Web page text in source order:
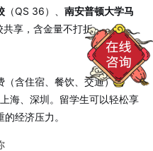
（QS 36）、 南安普顿大学马
共享，含金量不打折。
（含住宿、餐饮、交通）约
海、深圳。留学生可以轻松享
经济压力。